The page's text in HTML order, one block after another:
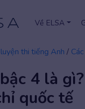
Về ELSA
thi tiếng Anh /
4 là
quốc tế